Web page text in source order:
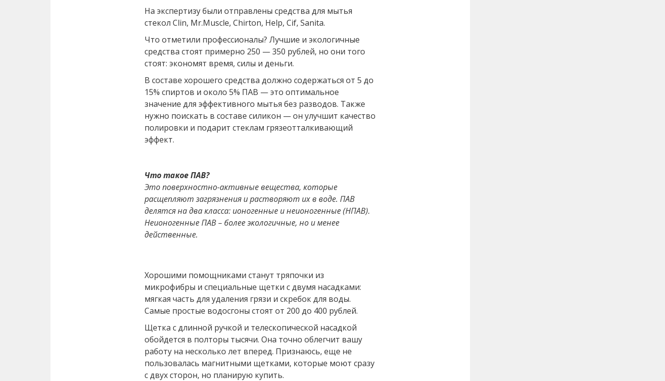
На экспертизу были отправлены средства для мытья
стекол Clin, Mr.Muscle, Chirton, Help, Cif, Sanita.
Что отметили профессионалы? Лучшие и экологичные
средства стоят примерно 250 — 350 рублей, но они того
стоят: экономят время, силы и деньги.
В составе хорошего средства должно содержаться от 5 до
15% спиртов и около 5% ПАВ — это оптимальное
значение для эффективного мытья без разводов. Также
нужно поискать в составе силикон — он улучшит качество
полировки и подарит стеклам грязеотталкивающий
эффект.
Что такое ПАВ?
Это поверхностно-активные вещества, которые
расщепляют загрязнения и растворяют их в воде. ПАВ
делятся на два класса: ионогенные и неионогенные (НПАВ).
Неионогенные ПАВ – более экологичные, но и менее
действенные.
Хорошими помощниками станут тряпочки из
микрофибры и специальные щетки с двумя насадками:
мягкая часть для удаления грязи и скребок для воды.
Самые простые водосгоны стоят от 200 до 400 рублей.
Щетка с длинной ручкой и телескопической насадкой
обойдется в полторы тысячи. Она точно облегчит вашу
работу на несколько лет вперед. Признаюсь, еще не
пользовалась магнитными щетками, которые моют сразу
с двух сторон, но планирую купить.